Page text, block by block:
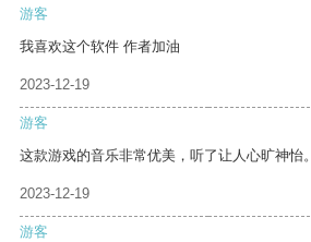
游客
我喜欢这个软件 作者加油
2023-12-19
游客
这款游戏的音乐非常优美，听了让人心旷神怡。
2023-12-19
游客